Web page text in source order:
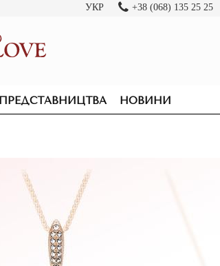
УКР +38 (068) 135 25 25
ПРЕДСТАВНИЦТВА НОВИНИ